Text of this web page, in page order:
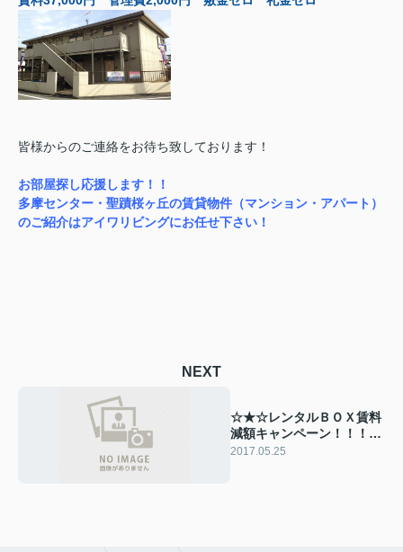
皆様からのご連絡をお待ち致しております！
お部屋探し応援します！！
多摩センター・聖蹟桜ヶ丘の賃貸物件（マンション・アパート）
のご紹介はアイワリビングにお任せ下さい！
NEXT
☆★☆レンタルＢＯＸ賃料
減額キャンペーン！！！
☆★☆
2017.05.25